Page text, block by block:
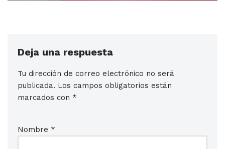
Deja una respuesta
Tu dirección de correo electrónico no será
publicada. Los campos obligatorios están
marcados con *
Nombre *